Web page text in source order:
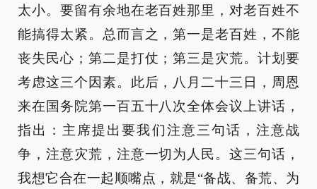
太小。要留有余地在老百姓那里，对老百姓不
能搞得太紧。总而言之，第一是老百姓，不能
丧失民心；第二是打仗；第三是灾荒。计划要
考虑这三个因素。此后，八月二十三日，周恩
来在国务院第一百五十八次全体会议上讲话，
指出：主席提出要我们注意三句话，注意战
争，注意灾荒，注意一切为人民。这三句话，
我想它合在一起顺嘴点，就是“备战、备荒、为